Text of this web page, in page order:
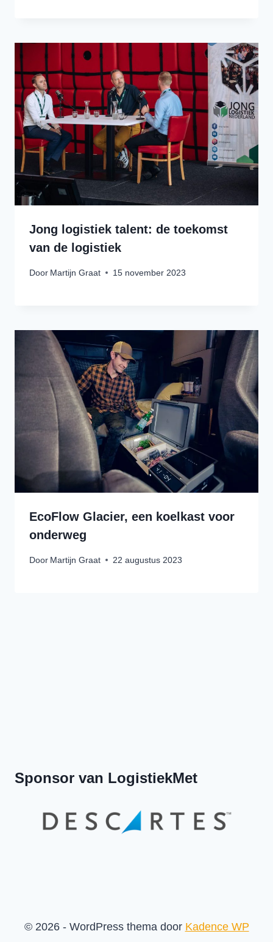
Jong logistiek talent: de toekomst
van de logistiek
Door Martijn Graat 15 november 2023
EcoFlow Glacier, een koelkast voor
onderweg
Door Martijn Graat 22 augustus 2023
Sponsor van LogistiekMet
© 2026 - WordPress thema door Kadence WP